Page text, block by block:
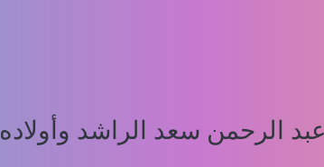
الرحمن سعد الراشد وأولاده